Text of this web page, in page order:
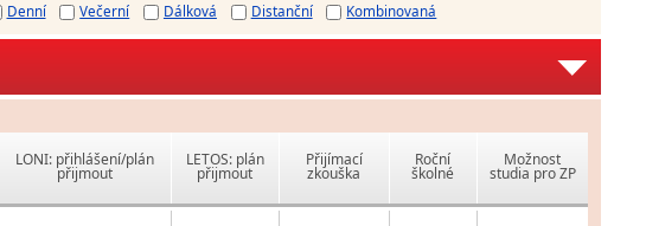
Denní Večerní Dálková Distanční Kombinovaná
LONI: přihlášení/plán
přijmout
LETOS: plán
přijmout
Přijímací
zkouška
Roční
školné
Možnost
studia pro ZP